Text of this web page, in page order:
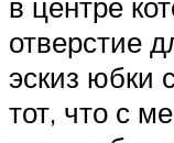
отверстие
эскиз юбки
тот, что с